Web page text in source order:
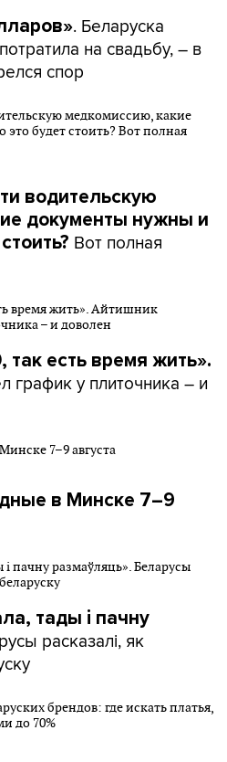
. Беларуска
на свадьбу, – в
спор
водительскую
документы нужны и
Вот полная
так есть время жить».
график у плиточника – и
в Минске 7–9
тады і пачну
расказалі, як